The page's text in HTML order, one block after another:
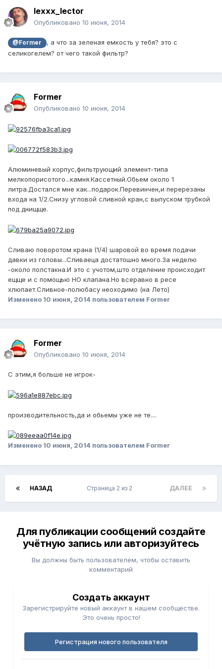
lexxx_lector
Опубликовано 10 июня, 2014
@Former
, а что за зеленая емкость у тебя? это с
селикогелем? от чего такой фильтр?
Former
Опубликовано 10 июня, 2014
Алюминевый корпус,фильтрующий элемент-типа
мелкопорисотого...камня.Кассетный.Обьем около 1
литра.Достался мне как...подарок.Перевинчен,и перерезаны
входа на 1/2.Снизу угловой сливной кран,с выпуском трубкой
под днищще.
Сливаю поворотом крана (1/4) шаровой во время подачи
давки из головы...Сливаеца достатошно много.За неделю
-около полстакна.И это с учотом,што отделение происходит
ещще и с помощью НО клапана.Но всеравно в ресе
хлюпает.Сливное-полюбасу неоходимо (на Лето)
Изменено 10 июня, 2014 пользователем Former
Former
Опубликовано 10 июня, 2014
С этим,я больше не игрок-
производительность,да и обьемы уже не те....
Изменено 10 июня, 2014 пользователем Former
НАЗАД ДАЛЕЕ
Страница 2 из 2
Для публикации сообщений создайте
учётную запись или авторизуйтесь
Вы должны быть пользователем, чтобы оставить
комментарий
Создать аккаунт
Зарегистрируйте новый аккаунт в нашем сообществе.
Это очень просто!
Регистрация нового пользователя